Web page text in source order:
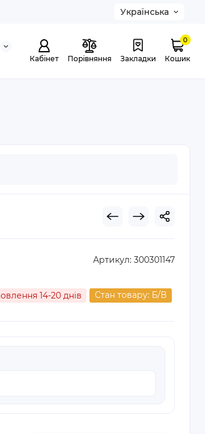
Українська
Кабінет Порівняння Закладки
0
Кошик
Артикул: 300301147
14-20 днів Стан товару: Б/В